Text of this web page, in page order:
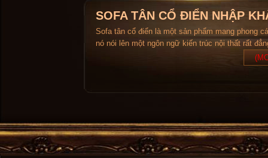
SOFA TÂN CỔ ĐIỂN NHẬP
Sofa tân cổ điển là một sản phẩm mang phong
nó nói lên một ngôn ngữ kiến trúc nội thất rất